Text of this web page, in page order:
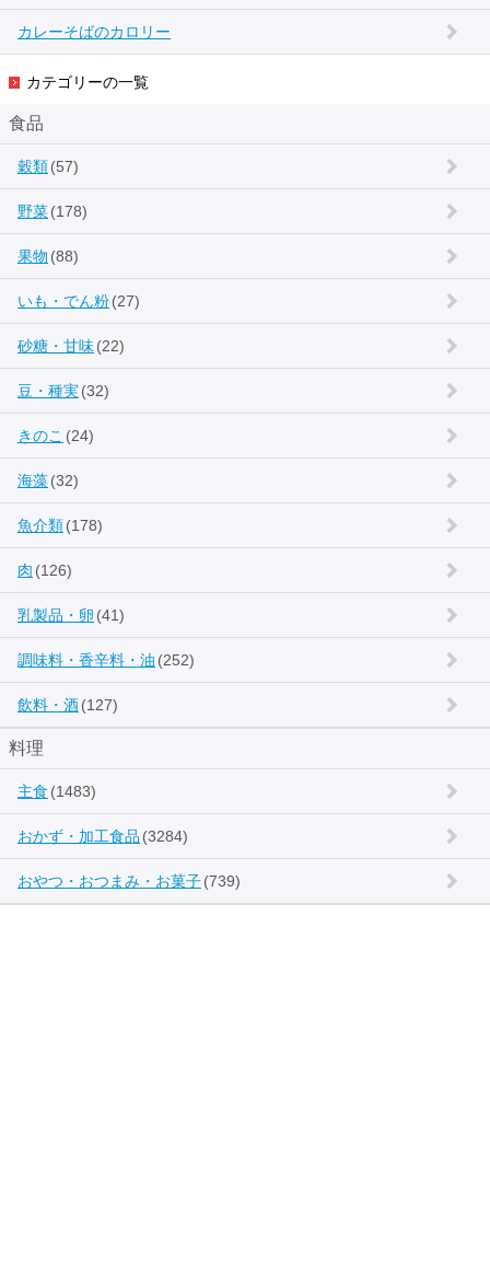
カレーそばのカロリー
カテゴリーの一覧
食品
穀類(57)
野菜(178)
果物 (88)
いも・でん粉(27)
砂糖・甘味(22)
豆・種実(32)
きのこ (24)
海藻(32)
魚介類(178)
肉 (126)
乳製品・卵 (41)
調味料・香辛料・油 (252)
飲料・酒(127)
料理
主食 (1483)
おかず・加工食品 (3284)
おやつ・おつまみ・お菓子(739)